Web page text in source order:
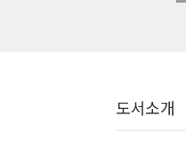
도서소개